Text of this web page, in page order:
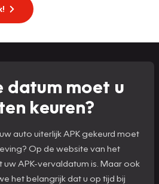
datum moet u
keuren?
auto uiterlijk APK gekeurd moet
Op de website van het
uw APK-vervaldatum is. Maar ook
het belangrijk dat u op tijd bij